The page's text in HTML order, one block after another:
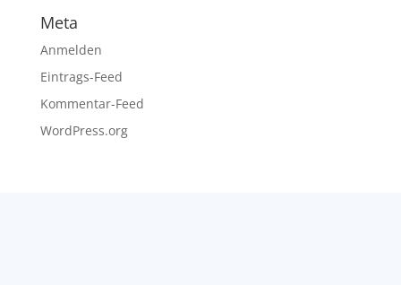
Meta
Anmelden
Eintrags-Feed
Kommentar-Feed
WordPress.org